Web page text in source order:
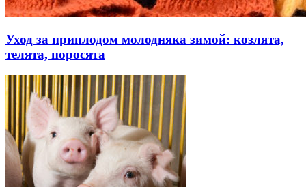
Уход за приплодом молодняка зимой: козлята,
телята, поросята